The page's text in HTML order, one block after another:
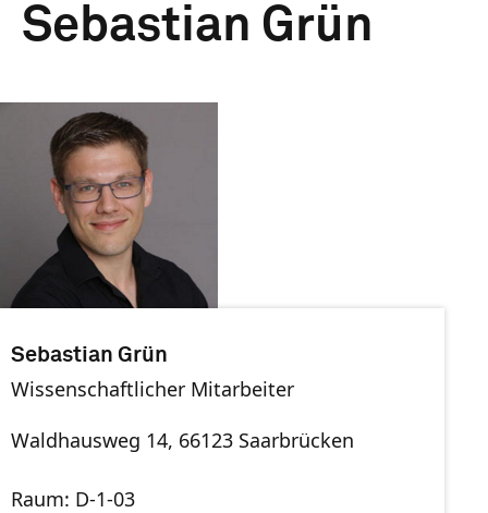
Sebastian Grün
Sebastian Grün
Wissenschaftlicher Mitarbeiter
Waldhausweg 14, 66123 Saarbrücken
Raum: D-1-03